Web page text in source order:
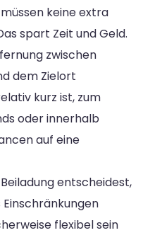
keine extra
spart Zeit und Geld.
zwischen
dem Zielort
kurz ist, zum
oder innerhalb
auf eine
entscheidest,
flexibel sein